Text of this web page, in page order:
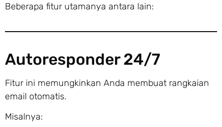
Beberapa fitur utamanya antara lain:
Autoresponder 24/7
Fitur ini memungkinkan Anda membuat rangkaian
email otomatis.
Misalnya: